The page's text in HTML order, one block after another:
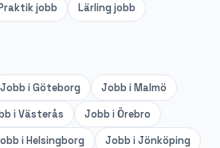
jobb Lärling jobb
Jobb iGöteborg Jobb iMalmö
iVästerås Jobb iÖrebro
iHelsingborg Jobb iJönköping